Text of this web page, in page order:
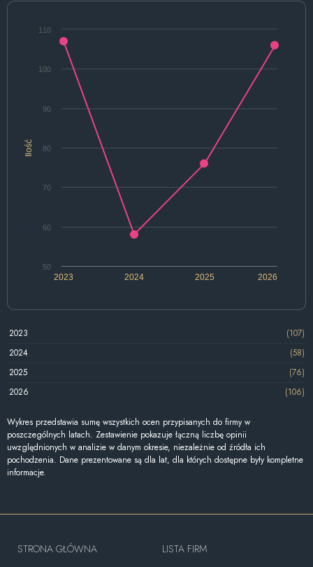
Ilość
2024 2026
2023 2025
50
60
70
80
90
100
110
2023
(107)
2024
(58)
2025
(76)
2026
(106)
Wykres przedstawia sumę wszystkich ocen przypisanych do firmy w
poszczególnych latach. Zestawienie pokazuje łączną liczbę opinii
uwzględnionych w analizie w danym okresie, niezależnie od źródła ich
pochodzenia. Dane prezentowane są dla lat, dla których dostępne były kompletne
informacje.
STRONA GŁÓWNA
LISTA FIRM